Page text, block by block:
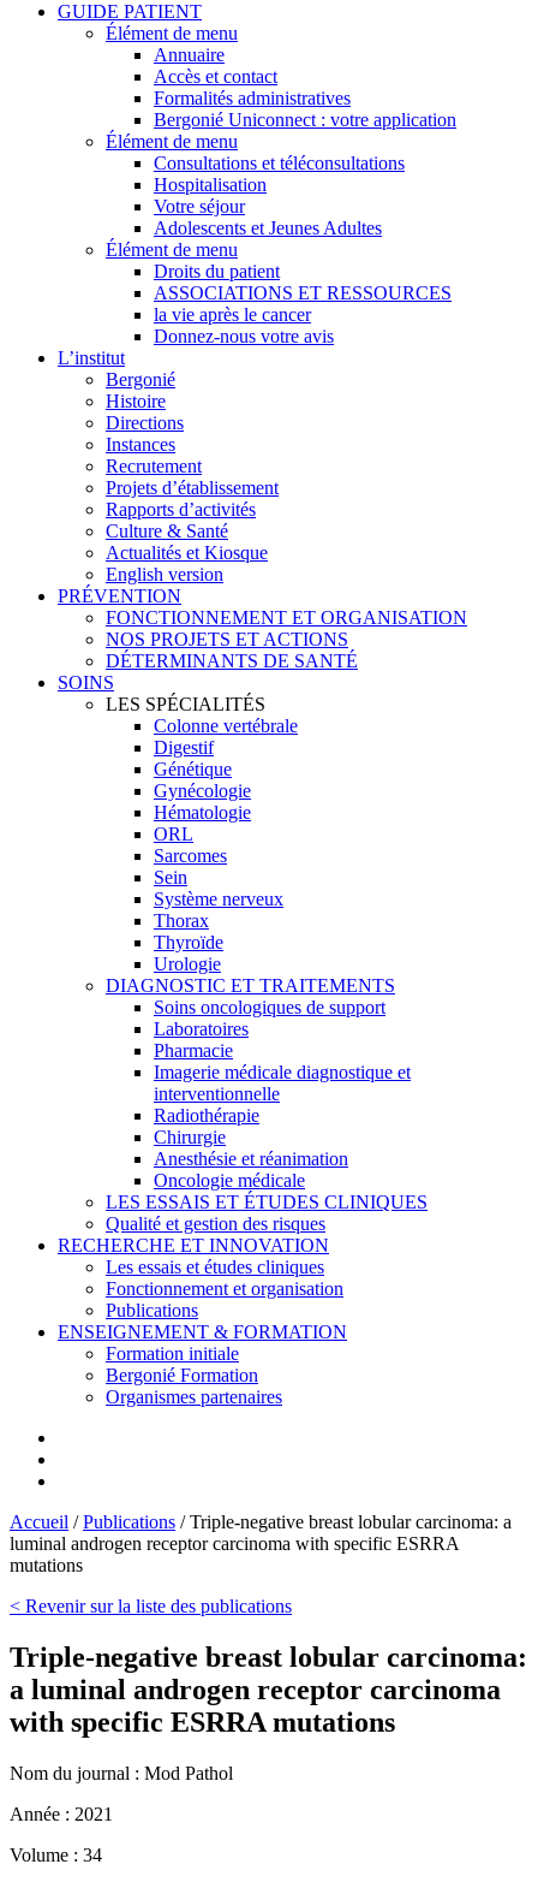
GUIDE PATIENT
Élément de menu
Annuaire
Accès et contact
Formalités administratives
Bergonié Uniconnect : votre application
Élément de menu
Consultations et téléconsultations
Hospitalisation
Votre séjour
Adolescents et Jeunes Adultes
Élément de menu
Droits du patient
ASSOCIATIONS ET RESSOURCES
la vie après le cancer
Donnez-nous votre avis
L’institut
Bergonié
Histoire
Directions
Instances
Recrutement
Projets d’établissement
Rapports d’activités
Culture & Santé
Actualités et Kiosque
English version
PRÉVENTION
FONCTIONNEMENT ET ORGANISATION
NOS PROJETS ET ACTIONS
DÉTERMINANTS DE SANTÉ
SOINS
LES SPÉCIALITÉS
Colonne vertébrale
Digestif
Génétique
Gynécologie
Hématologie
ORL
Sarcomes
Sein
Système nerveux
Thorax
Thyroïde
Urologie
DIAGNOSTIC ET TRAITEMENTS
Soins oncologiques de support
Laboratoires
Pharmacie
Imagerie médicale diagnostique et
interventionnelle
Radiothérapie
Chirurgie
Anesthésie et réanimation
Oncologie médicale
LES ESSAIS ET ÉTUDES CLINIQUES
Qualité et gestion des risques
RECHERCHE ET INNOVATION
Les essais et études cliniques
Fonctionnement et organisation
Publications
ENSEIGNEMENT & FORMATION
Formation initiale
Bergonié Formation
Organismes partenaires
Accueil /Publications /Triple-negative breast lobular carcinoma: a
luminal androgen receptor carcinoma with specific ESRRA
mutations
< Revenir sur la liste des publications
Triple-negative breast lobular carcinoma:
a luminal androgen receptor carcinoma
with specific ESRRA mutations
Nom du journal : Mod Pathol
Année : 2021
Volume : 34